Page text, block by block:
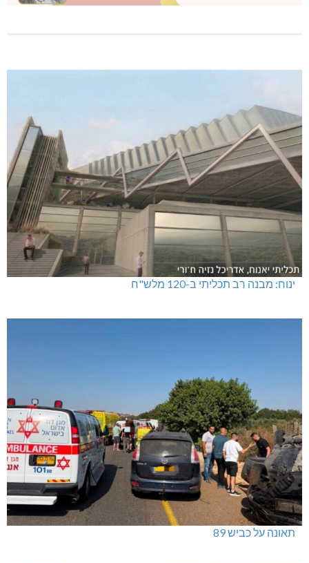
ינוח: מבנה רב תכליתי ב-120 מלש"ח
תאונה על כביש 89